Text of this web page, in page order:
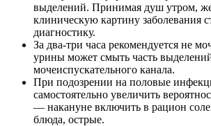
выделений. Принимая душ утром,
клиническую картину заболевания
диагностику.
За два-три часа рекомендуется не
урины может смыть часть
мочеиспускательного канала.
При подозрении на половые
самостоятельно увеличить
— накануне включить в рацион
блюда, острые.